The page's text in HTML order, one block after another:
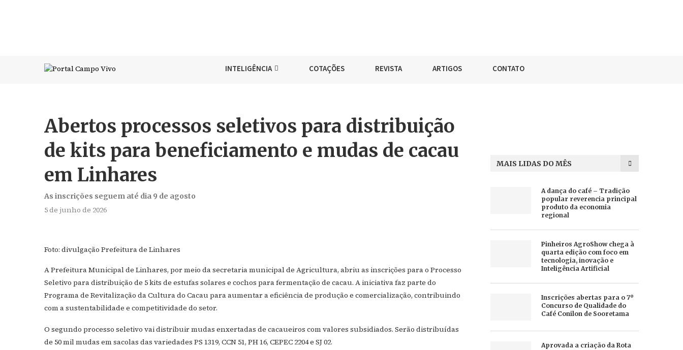
INTELIGÊNCIA COTAÇÕES REVISTA ARTIGOS CONTATO
Abertos processos seletivos para distribuição
de kits para beneficiamento e mudas de cacau
em Linhares
As inscrições seguem até dia 9 de agosto
5 de junho de 2026
Foto: divulgação Prefeitura de Linhares
A Prefeitura Municipal de Linhares, por meio da secretaria municipal de Agricultura, abriu as inscrições para o Processo
Seletivo para distribuição de 5 kits de estufas solares e cochos para fermentação de cacau. A iniciativa faz parte do
Programa de Revitalização da Cultura do Cacau para aumentar a eficiência de produção e comercialização, contribuindo
com a sustentabilidade e competitividade do setor.
O segundo processo seletivo vai distribuir mudas enxertadas de cacaueiros com valores subsidiados. Serão distribuídas
de 50 mil mudas em sacolas das variedades PS 1319, CCN 51, PH 16, CEPEC 2204 e SJ 02.
MAIS LIDAS DO MÊS
A dança do café – Tradição
popular reverencia principal
produto da economia
regional
Pinheiros AgroShow chega à
quarta edição com foco em
tecnologia, inovação e
Inteligência Artificial
Inscrições abertas para o 7º
Concurso de Qualidade do
Café Conilon de Sooretama
Aprovada a criação da Rota